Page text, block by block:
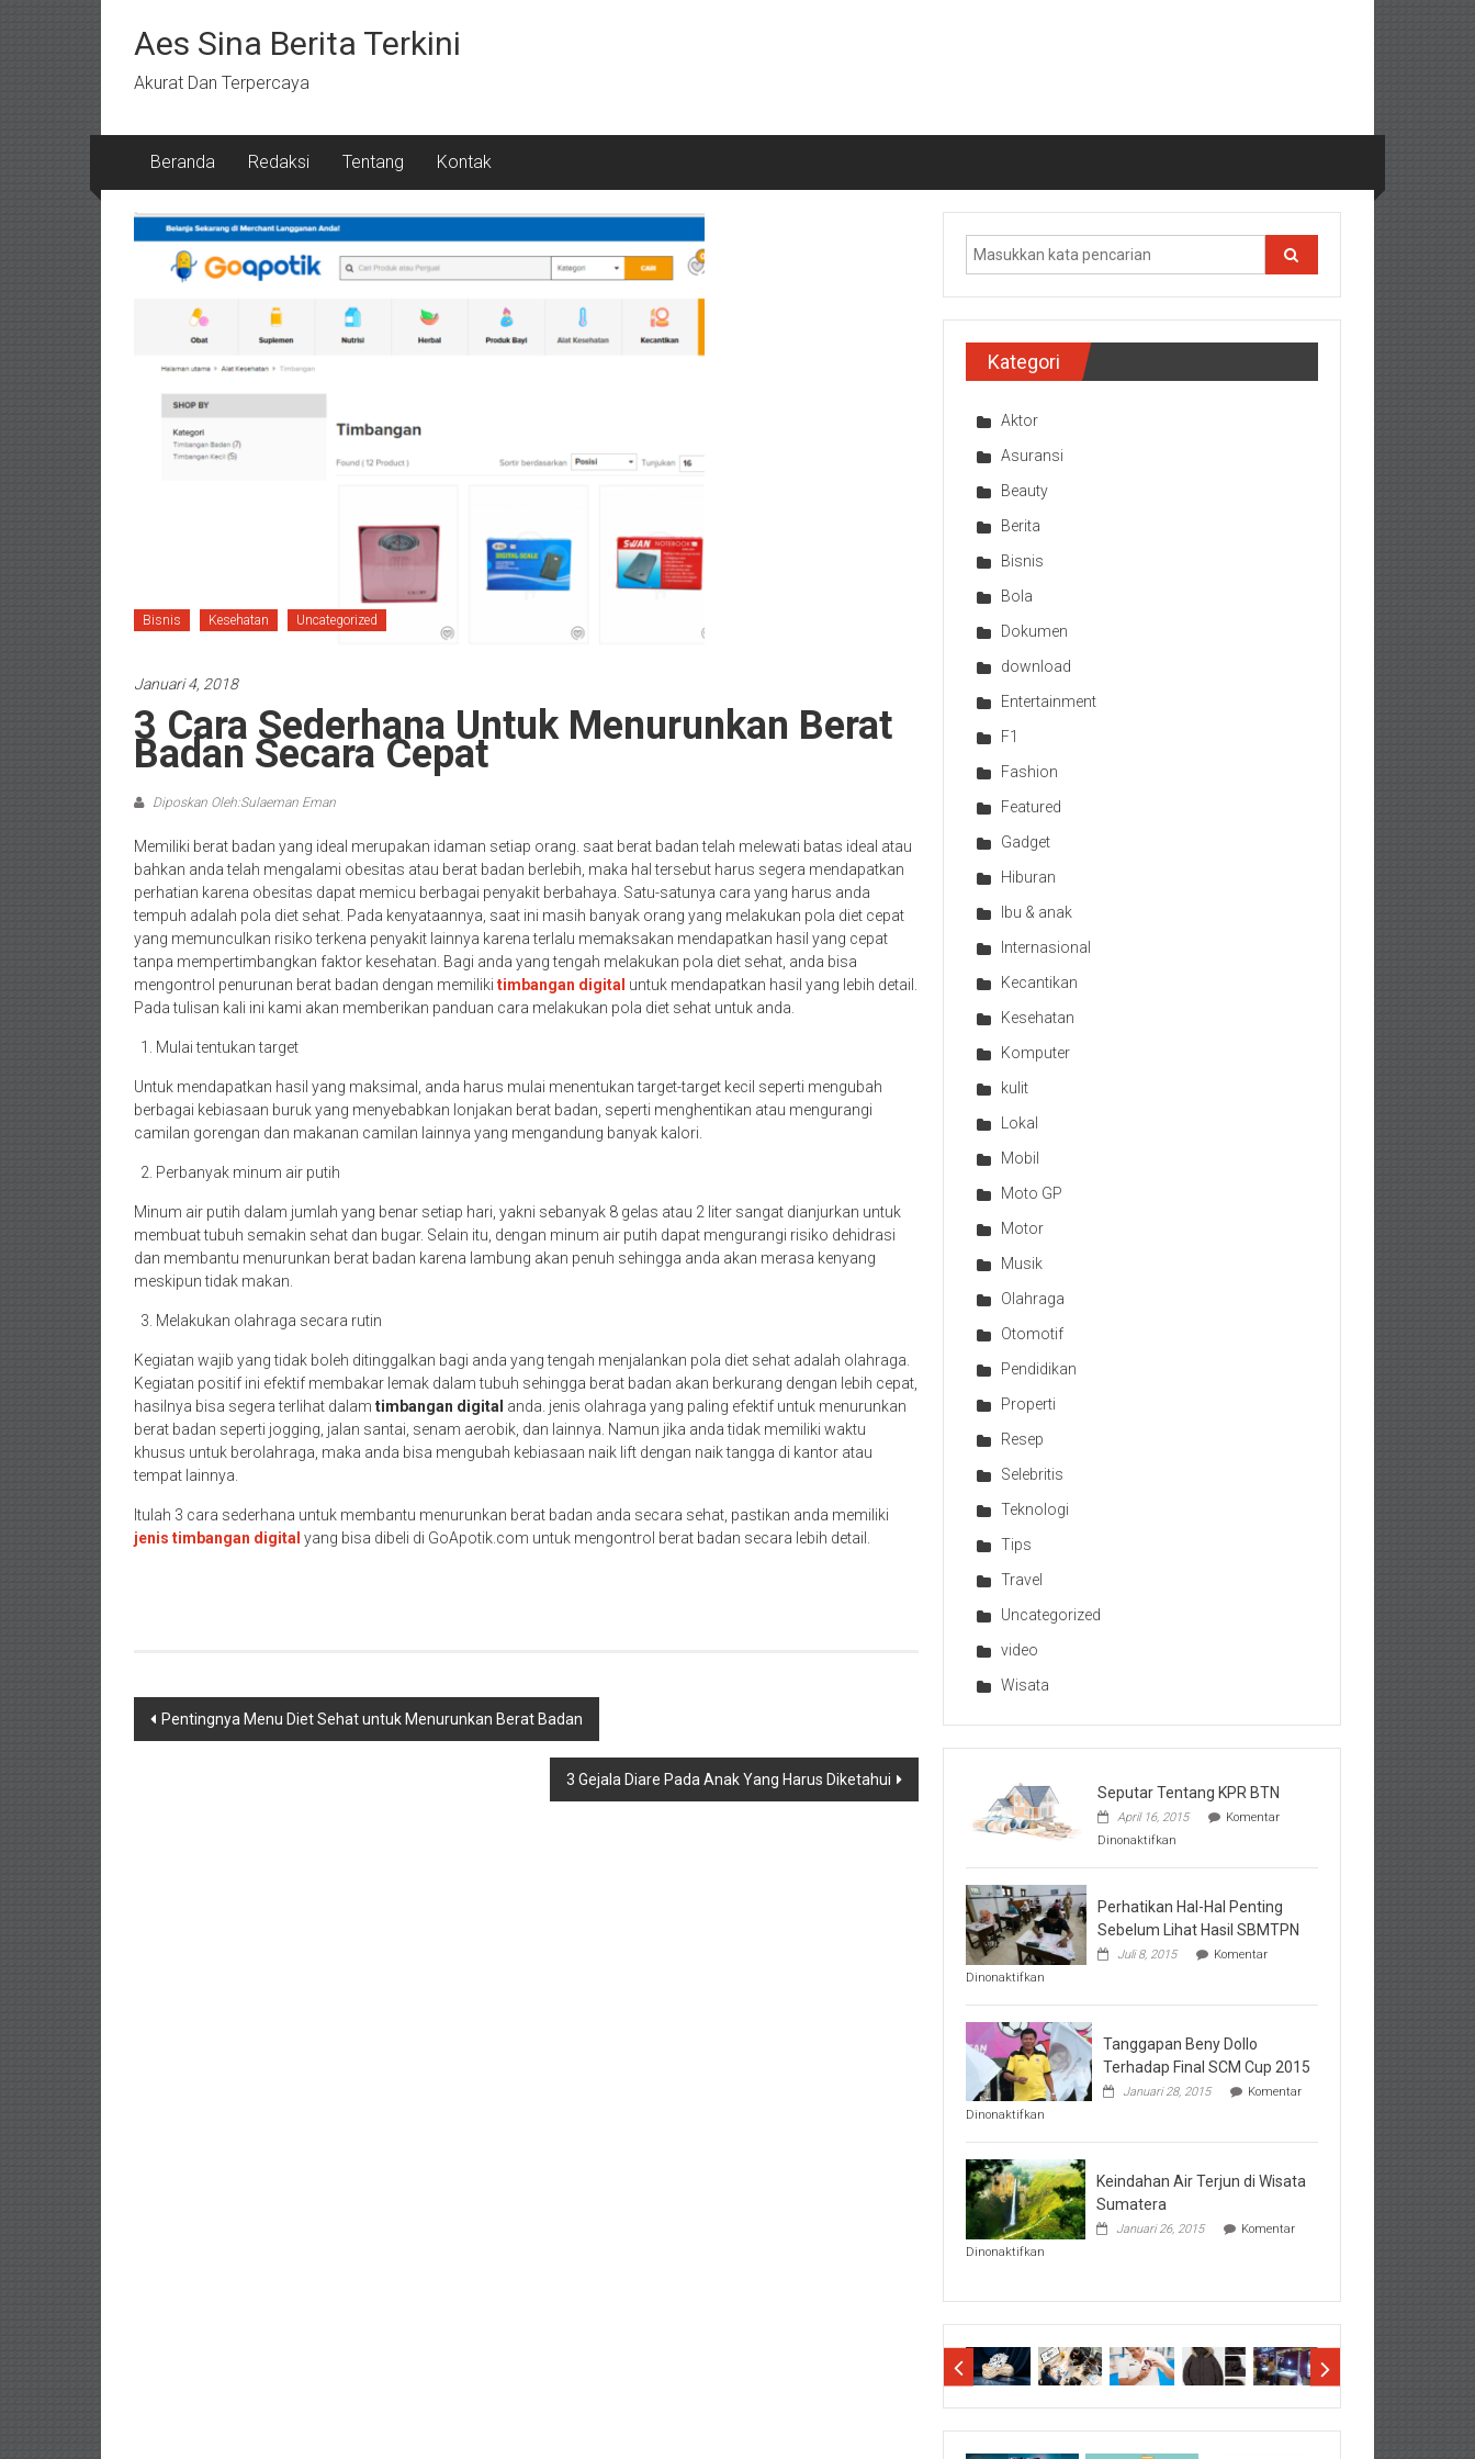
kontenAes Sina Berita Terkini
Akurat Dan Terpercaya
Beranda Redaksi Tentang Kontak
Bisnis Kesehatan Uncategorized
Januari 4, 2018
3 Cara Sederhana Untuk Menurunkan Berat
Badan Secara Cepat
Diposkan Oleh:Sulaeman Eman
Memiliki berat badan yang ideal merupakan idaman setiap orang. saat berat badan telah melewati batas ideal atau
bahkan anda telah mengalami obesitas atau berat badan berlebih, maka hal tersebut harus segera mendapatkan
perhatian karena obesitas dapat memicu berbagai penyakit berbahaya. Satu-satunya cara yang harus anda
tempuh adalah pola diet sehat. Pada kenyataannya, saat ini masih banyak orang yang melakukan pola diet cepat
yang memunculkan risiko terkena penyakit lainnya karena terlalu memaksakan mendapatkan hasil yang cepat
tanpa mempertimbangkan faktor kesehatan. Bagi anda yang tengah melakukan pola diet sehat, anda bisa
mengontrol penurunan berat badan dengan memiliki timbangan digital untuk mendapatkan hasil yang lebih detail.
Pada tulisan kali ini kami akan memberikan panduan cara melakukan pola diet sehat untuk anda.
Mulai tentukan target
Untuk mendapatkan hasil yang maksimal, anda harus mulai menentukan target-target kecil seperti mengubah
berbagai kebiasaan buruk yang menyebabkan lonjakan berat badan, seperti menghentikan atau mengurangi
camilan gorengan dan makanan camilan lainnya yang mengandung banyak kalori.
Perbanyak minum air putih
Minum air putih dalam jumlah yang benar setiap hari, yakni sebanyak 8 gelas atau 2 liter sangat dianjurkan untuk
membuat tubuh semakin sehat dan bugar. Selain itu, dengan minum air putih dapat mengurangi risiko dehidrasi
dan membantu menurunkan berat badan karena lambung akan penuh sehingga anda akan merasa kenyang
meskipun tidak makan.
Melakukan olahraga secara rutin
Kegiatan wajib yang tidak boleh ditinggalkan bagi anda yang tengah menjalankan pola diet sehat adalah olahraga.
Kegiatan positif ini efektif membakar lemak dalam tubuh sehingga berat badan akan berkurang dengan lebih cepat,
hasilnya bisa segera terlihat dalam timbangan digital anda. jenis olahraga yang paling efektif untuk menurunkan
berat badan seperti jogging, jalan santai, senam aerobik, dan lainnya. Namun jika anda tidak memiliki waktu
khusus untuk berolahraga, maka anda bisa mengubah kebiasaan naik lift dengan naik tangga di kantor atau
tempat lainnya.
Itulah 3 cara sederhana untuk membantu menurunkan berat badan anda secara sehat, pastikan anda memiliki
jenis timbangan digital yang bisa dibeli di GoApotik.com untuk mengontrol berat badan secara lebih detail.
Navigasi
Pentingnya Menu Diet Sehat untuk Menurunkan Berat Badan
3 Gejala Diare Pada Anak Yang Harus Diketahui
Kategori
Aktor
Asuransi
Beauty
Berita
Bisnis
Bola
Dokumen
download
Entertainment
F1
Fashion
Featured
Gadget
Hiburan
Ibu & anak
Internasional
Kecantikan
Kesehatan
Komputer
kulit
Lokal
Mobil
Moto GP
Motor
Musik
Olahraga
Otomotif
Pendidikan
Properti
Resep
Selebritis
Teknologi
Tips
Travel
Uncategorized
video
Wisata
Seputar Tentang KPR BTN
April 16, 2015
Komentar
Dinonaktifkan
Tentang
BTN
Perhatikan Hal-Hal Penting
Sebelum Lihat Hasil SBMTPN
Juli 8, 2015
Komentar
Dinonaktifkan
Hal-
Hal
Penting
Sebelum
Lihat
Hasil
Tanggapan Beny Dollo
Terhadap Final SCM Cup 2015
Januari 28, 2015
Komentar
Dinonaktifkan
Beny
Dollo
Terhadap
Final
SCM
Cup
Keindahan Air Terjun di Wisata
Sumatera
Januari 26, 2015
Komentar
Dinonaktifkan
Terjun
Sumatera